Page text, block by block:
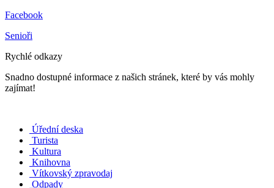
Facebook
Senioři
Rychlé odkazy
Snadno dostupné informace z našich stránek, které by vás mohly
zajímat!
Úřední deska
Turista
Kultura
Knihovna
Vítkovský zpravodaj
Odpady